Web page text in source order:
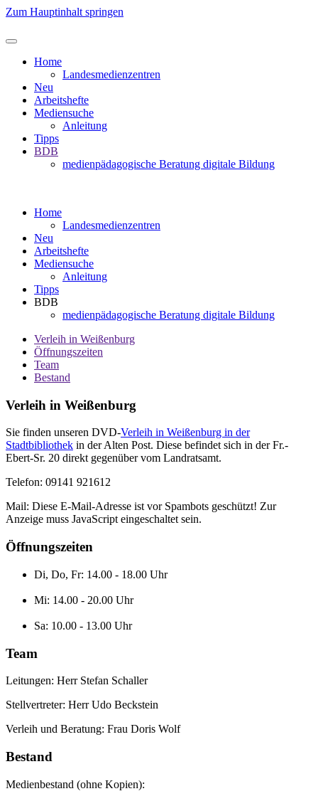
Zum Hauptinhalt springen
Home
Landesmedienzentren
Neu
Arbeitshefte
Mediensuche
Anleitung
Tipps
BDB
medienpädagogische Beratung digitale Bildung
Home
Landesmedienzentren
Neu
Arbeitshefte
Mediensuche
Anleitung
Tipps
BDB
medienpädagogische Beratung digitale Bildung
Verleih in Weißenburg
Öffnungszeiten
Team
Bestand
Verleih in Weißenburg
Sie finden unseren DVD-Verleih in Weißenburg in der
Stadtbibliothek in der Alten Post. Diese befindet sich in der Fr.-
Ebert-Sr. 20 direkt gegenüber vom Landratsamt.
Telefon: 09141 921612
Mail: Diese E-Mail-Adresse ist vor Spambots geschützt! Zur
Anzeige muss JavaScript eingeschaltet sein.
Öffnungszeiten
Di, Do, Fr: 14.00 - 18.00 Uhr
Mi: 14.00 - 20.00 Uhr
Sa: 10.00 - 13.00 Uhr
Team
Leitungen: Herr Stefan Schaller
Stellvertreter: Herr Udo Beckstein
Verleih und Beratung: Frau Doris Wolf
Bestand
Medienbestand (ohne Kopien):